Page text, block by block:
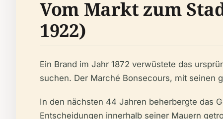
Vom Markt zum
1922)
Ein Brand im Jahr 1872 verwüstete das
suchen. Der Marché Bonsecours, mit seinen
In den nächsten 44 Jahren beherbergte das
Entscheidungen innerhalb seiner Mauern